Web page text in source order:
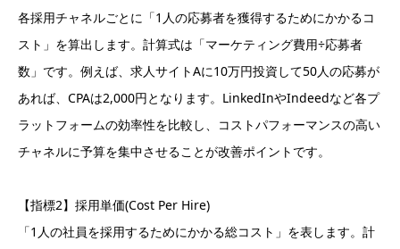
各採用チャネルごとに「1人の応募者を獲得するためにかかるコ
スト」を算出します。計算式は「マーケティング費用÷応募者
数」です。例えば、求人サイトAに10万円投資して50人の応募が
あれば、CPAは2,000円となります。LinkedInやIndeedなど各プ
ラットフォームの効率性を比較し、コストパフォーマンスの高い
チャネルに予算を集中させることが改善ポイントです。
【指標2】採用単価(Cost Per Hire)
「1人の社員を採用するためにかかる総コスト」を表します。計